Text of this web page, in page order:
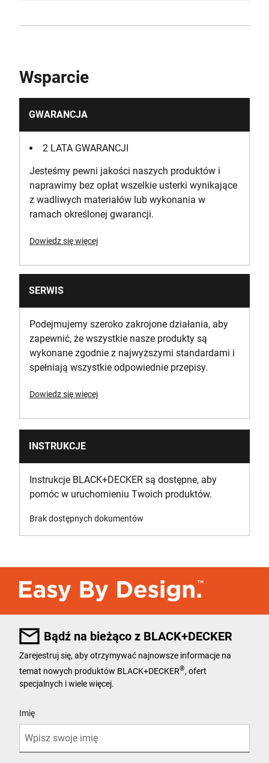
Wsparcie
GWARANCJA
2 LATA GWARANCJI
Jesteśmy pewni jakości naszych produktów i
naprawimy bez opłat wszelkie usterki wynikające
z wadliwych materiałów lub wykonania w
ramach określonej gwarancji.
Dowiedz się więcej
SERWIS
Podejmujemy szeroko zakrojone działania, aby
zapewnić, że wszystkie nasze produkty są
wykonane zgodnie z najwyższymi standardami i
spełniają wszystkie odpowiednie przepisy.
Dowiedz się więcej
INSTRUKCJE
Instrukcje BLACK+DECKER są dostępne, aby
pomóc w uruchomieniu Twoich produktów.
Brak dostępnych dokumentów
Bądź na bieżąco z BLACK+DECKER
Zarejestruj się, aby otrzymywać najnowsze informacje na
temat nowych produktów BLACK+DECKER® , ofert
specjalnych i wiele więcej.
Imię